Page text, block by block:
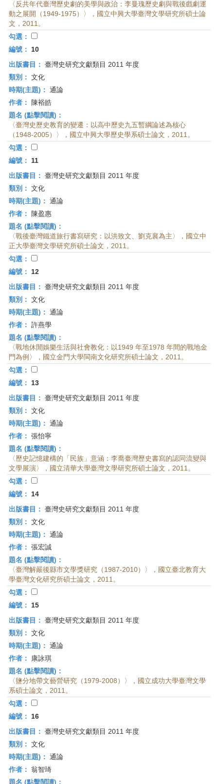
〈反共年代臺灣歷史劇的美學與政治：李曼瑰歷史劇與戰後戲劇運
動之展開（1949-1975）〉，國立中興大學臺灣文學研究所碩士論
文，2011。
勾選：
編號：
10
出版書目： 臺灣史研究文獻類目 2011 年度
類別： 文化
時期(主題)： 通論
作者：
陳裕皓
題名 (點擊閱讀)：
〈臺灣史歷史教育的變遷：以高中歷史九五暫綱論述為核心
（1948-2005）〉，國立中興大學歷史學系碩士論文，2011。
勾選：
編號：
11
出版書目： 臺灣史研究文獻類目 2011 年度
類別： 文化
時期(主題)： 通論
作者：
陳盈惠
題名 (點擊閱讀)：
〈戰後臺灣鐵道旅行書寫研究：以洪致文、劉克襄為主〉，國立中
正大學臺灣文學研究所碩士論文，2011。
勾選：
編號：
12
出版書目： 臺灣史研究文獻類目 2011 年度
類別： 文化
時期(主題)： 通論
作者： 許燕學
題名 (點擊閱讀)：
〈戰地休閒娛樂生活與社會教化：以1949 年至1978 年間的戰地金
門為例〉，國立金門大學閩南文化研究所碩士論文，2011。
勾選：
編號：
13
出版書目： 臺灣史研究文獻類目 2011 年度
類別： 文化
時期(主題)： 通論
作者： 張怡寧
題名 (點擊閱讀)：
〈歷史記憶建構的「民族」意涵：李喬臺灣歷史書寫的認同流變與
文學展演〉，國立清華大學臺灣文學研究所碩士論文，2011。
勾選：
編號：
14
出版書目： 臺灣史研究文獻類目 2011 年度
類別： 文化
時期(主題)： 通論
作者： 張宏誠
題名 (點擊閱讀)：
〈臺灣解嚴後縣市文學獎研究（1987-2010）〉，國立臺北教育大
學臺灣文化研究所碩士論文，2011。
勾選：
編號：
15
出版書目： 臺灣史研究文獻類目 2011 年度
類別： 文化
時期(主題)： 通論
作者：
康詠琪
題名 (點擊閱讀)：
〈鹽分地帶文藝營研究（1979-2008）〉，國立成功大學臺灣文學
系碩士論文，2011。
勾選：
編號：
16
出版書目： 臺灣史研究文獻類目 2011 年度
類別： 文化
時期(主題)： 通論
作者： 翁智琦
題名 (點擊閱讀)：